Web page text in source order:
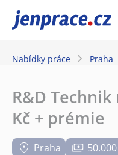
JenPráce.cz
Nabídky práce Praha
R&D Technik
Kč + prémie
Praha